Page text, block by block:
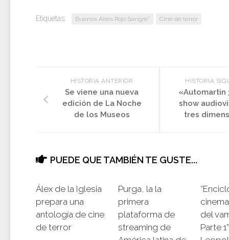
Etiquetas: Buenos Aires Rojo Sangre” Cine de terror
HISTORIA
«Automartin
show
tres
HISTORIA ANTERIOR
Se viene una nueva
edición de La Noche
de los Museos
PUEDE QUE TAMBIÉN TE GUSTE...
Álex de la Iglesia
prepara una
antología de cine
de terror
Purga, la la
primera
plataforma de
streaming de
del
Parte